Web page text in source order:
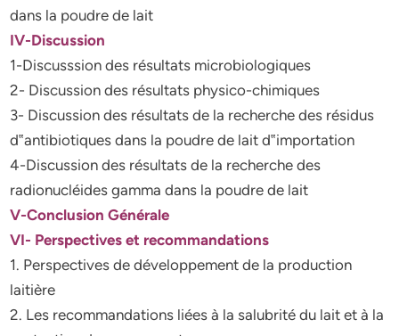
dans la poudre de lait
IV-Discussion
1-Discusssion des résultats microbiologiques
2- Discussion des résultats physico-chimiques
3- Discussion des résultats de la recherche des résidus
d‟antibiotiques dans la poudre de lait d‟importation
4-Discussion des résultats de la recherche des
radionucléides gamma dans la poudre de lait
V-Conclusion Générale
VI- Perspectives et recommandations
1. Perspectives de développement de la production
laitière
2. Les recommandations liées à la salubrité du lait et à la